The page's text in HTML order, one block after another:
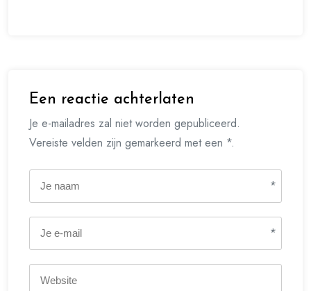
Een reactie achterlaten
Je e-mailadres zal niet worden gepubliceerd.
Vereiste velden zijn gemarkeerd met een *.
*
*